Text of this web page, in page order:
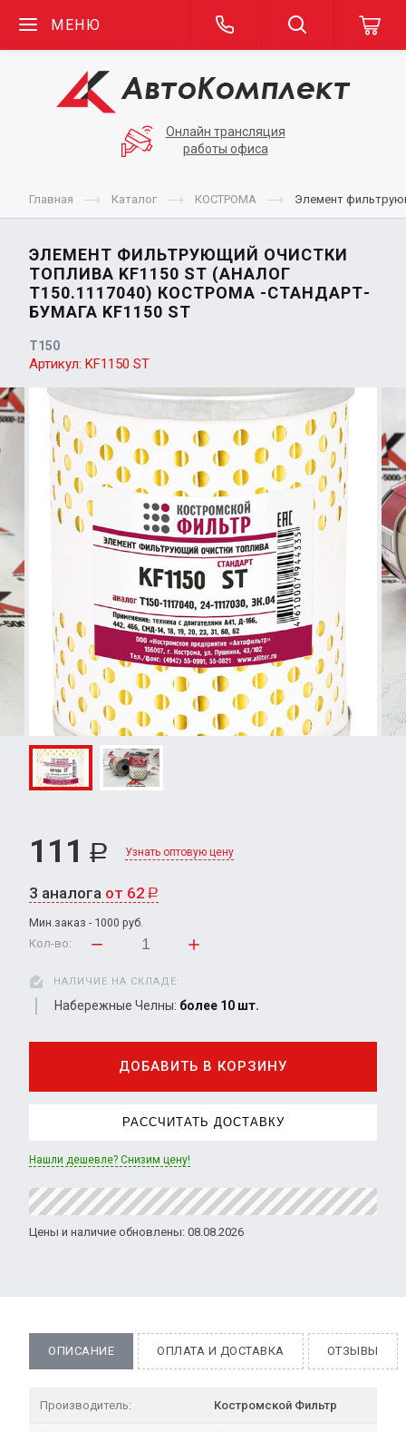
МЕНЮ
Онлайн трансляция
работы офиса
Главная Каталог КОСТРОМА Элемент
ЭЛЕМЕНТ ФИЛЬТРУЮЩИЙ ОЧИСТКИ
ТОПЛИВА KF1150 ST (АНАЛОГ
Т150.1117040) КОСТРОМА -СТАНДАРТ-
БУМАГА KF1150 ST
Т150
Артикул: KF1150 ST
111 Р Узнать оптовую цену
3 аналога от 62 Р
Мин.заказ - 1000 руб.
Кол-во:
НАЛИЧИЕ НА СКЛАДЕ:
Набережные Челны: более 10 шт.
ДОБАВИТЬ В КОРЗИНУ
РАССЧИТАТЬ ДОСТАВКУ
Нашли дешевле? Снизим цену!
Цены и наличие обновлены: 08.08.2026
ОПИСАНИЕ ОПЛАТА И ДОСТАВКА ОТЗЫВЫ
Производитель: Костромской Фильтр